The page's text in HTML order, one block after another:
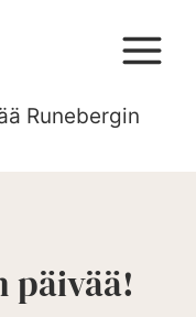
Runebergin
päivää!